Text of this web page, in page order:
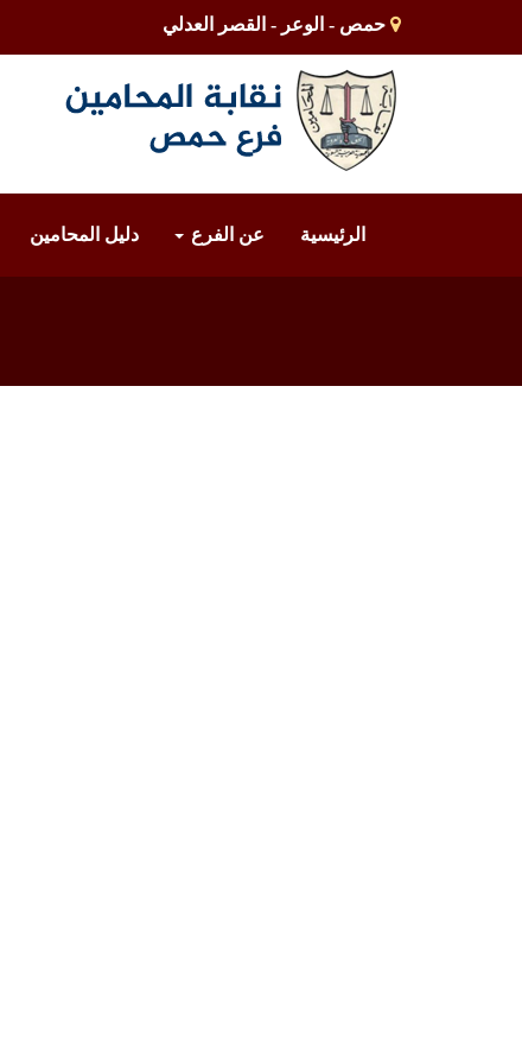
حمص - الوعر - القصر العدلي
الرئيسية عن الفرع دليل المحامين